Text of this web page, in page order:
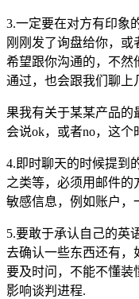
3.一定要在对方有印象
刚刚发了询盘给你，或
希望跟你沟通的，不然
通过，也会跟我们聊上
果我有关于某某产品的
会说ok，或者no，这
4.即时聊天的时候提到
之类等，必须用邮件的
敏感信息，例如账户，
5.要敢于承认自己的英
去确认一些东西还有，
要及时问，不能不懂装
影响谈判进程.